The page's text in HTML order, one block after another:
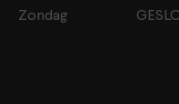
Zondag